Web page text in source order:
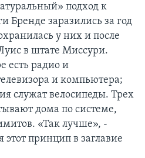
подход к
Бренде заразились за год
у них и после
в штате Миссури.
есть радио и
и компьютера;
служат велосипеды. Трех
дома по системе,
«Так лучше», -
принцип в заглавие